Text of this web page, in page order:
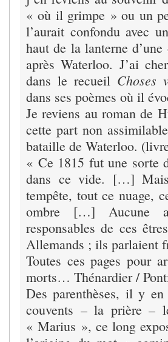
« où il grimpe » ou un
l’aurait confondu avec
haut de la lanterne
après Waterloo. J’ai
dans le recueil Choses
dans ses poèmes où il
Je reviens au roman de
cette part non
bataille de Waterloo.
« Ce 1815 fut une
dans ce vide. […]
tempête, tout ce nuage,
ombre […] Aucune
responsables de ces
Allemands ; ils parlaient
Toutes ces pages pour
morts… Thénardier /
Des parenthèses, il y
couvents – la prière –
« Marius », ce long